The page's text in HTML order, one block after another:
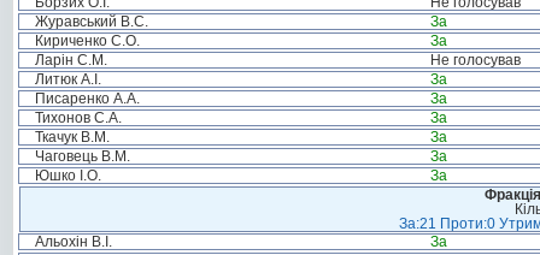
Журавський В.С.
За
Кириченко С.О.
За
Ларін С.М.
Не голосував
Литюк А.І.
За
Писаренко А.А.
За
Тихонов С.А.
За
Ткачук В.М.
За
Чаговець В.М.
За
Юшко І.О.
За
За:21 Проти:0
Альохін В.І.
За